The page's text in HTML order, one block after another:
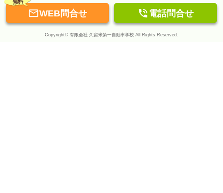
WEB問合せ  電話問合せ
Copyright© 有限会社 久留米第一自動車学校 All Rights Reserved.